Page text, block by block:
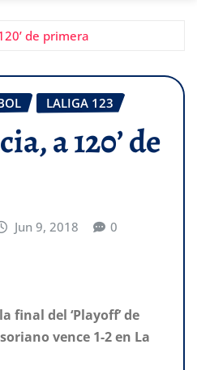
de primera
LALIGA 123
a 120’ de
Jun 9, 2018 0
final del ‘Playoff’ de
vence 1-2 en La